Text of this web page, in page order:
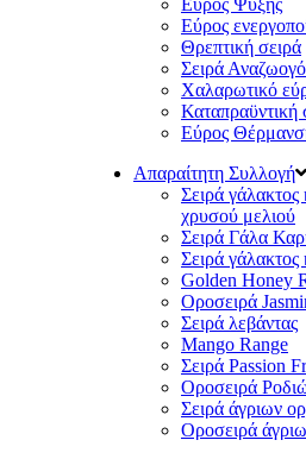
Εύρος Ψύξης
Εύρος
Θρεπτική σειρά
Σειρά
Χαλαρωτικό
Καταπραϋντική
Εύρος
Απαραίτητη Συλλογή
Σειρά
χρυσού μελιού
Σειρά Γάλα
Σειρά γάλακτος
Golden Honey
Οροσειρά
Σειρά λεβάντας
Mango Range
Σειρά Passion
Οροσειρά
Σειρά άγριων
Οροσειρά